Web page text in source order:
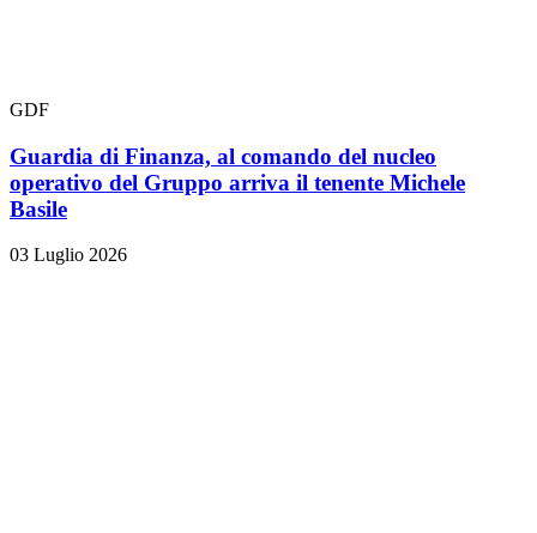
GDF
Guardia di Finanza, al comando del nucleo
operativo del Gruppo arriva il tenente Michele
Basile
03 Luglio 2026